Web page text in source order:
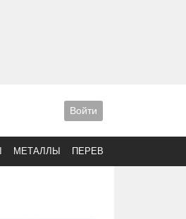
Войти
МЕТАЛЛЫ ПЕРЕВОДЫ